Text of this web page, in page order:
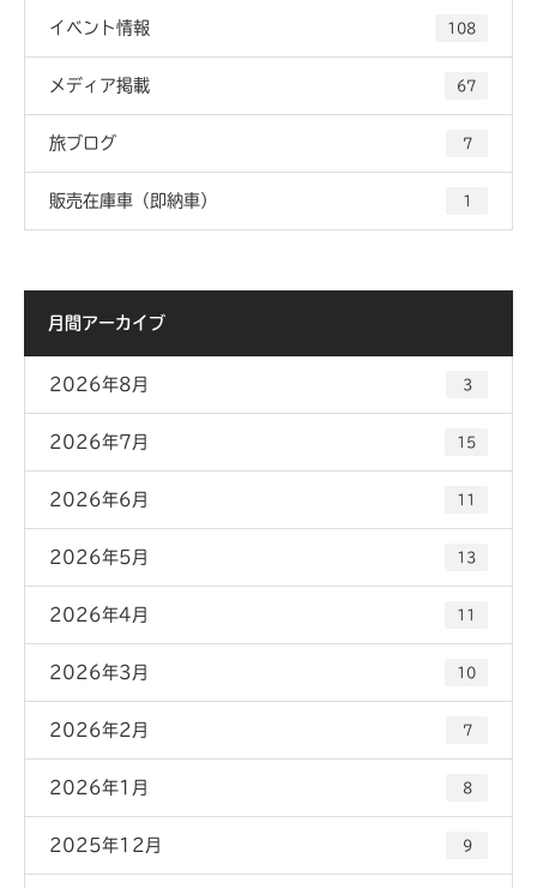
イベント情報 108
メディア掲載 67
旅ブログ 7
販売在庫車（即納車） 1
月間アーカイブ
2026年8月 3
2026年7月 15
2026年6月 11
2026年5月 13
2026年4月 11
2026年3月 10
2026年2月 7
2026年1月 8
2025年12月 9